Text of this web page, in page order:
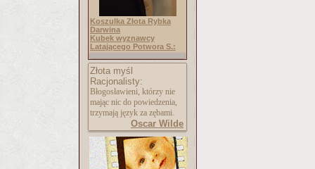
Koszulka Złota Rybka
Darwina
Kubek wyznawcy
Latającego Potwora S.:
Złota myśl
Racjonalisty:
Błogosławieni, którzy nie
mając nic do powiedzenia,
trzymają język za zębami.
Oscar Wilde